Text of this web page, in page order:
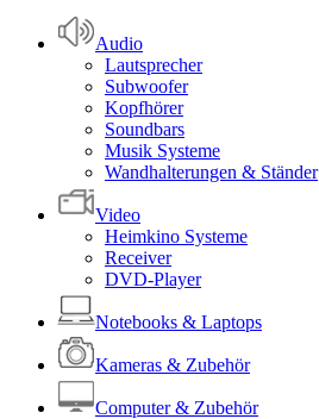
Audio
Lautsprecher
Subwoofer
Kopfhörer
Soundbars
Musik Systeme
Wandhalterungen & Ständer
Video
Heimkino Systeme
Receiver
DVD-Player
Notebooks & Laptops
Kameras & Zubehör
Computer & Zubehör